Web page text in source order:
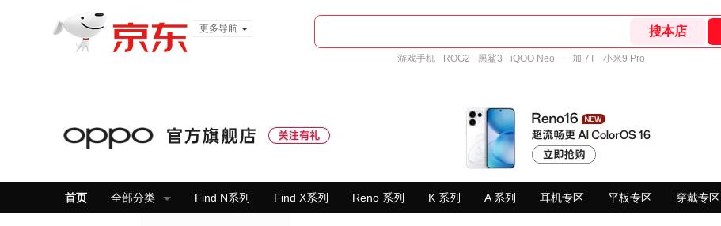
更多导航
游戏手机 ROG2 黑鲨3 iQOO Neo 一加 7T 小米9 Pro
首页 全部分类 Find N系列 Find X系列 Reno 系列 K 系列 A 系列 耳机专区 平板专区 穿戴专区